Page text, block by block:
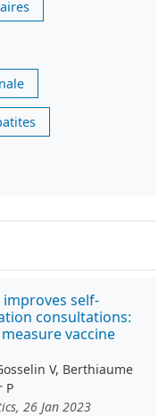
self-
consultations:
vaccine
V, Berthiaume
P
26 Jan 2023